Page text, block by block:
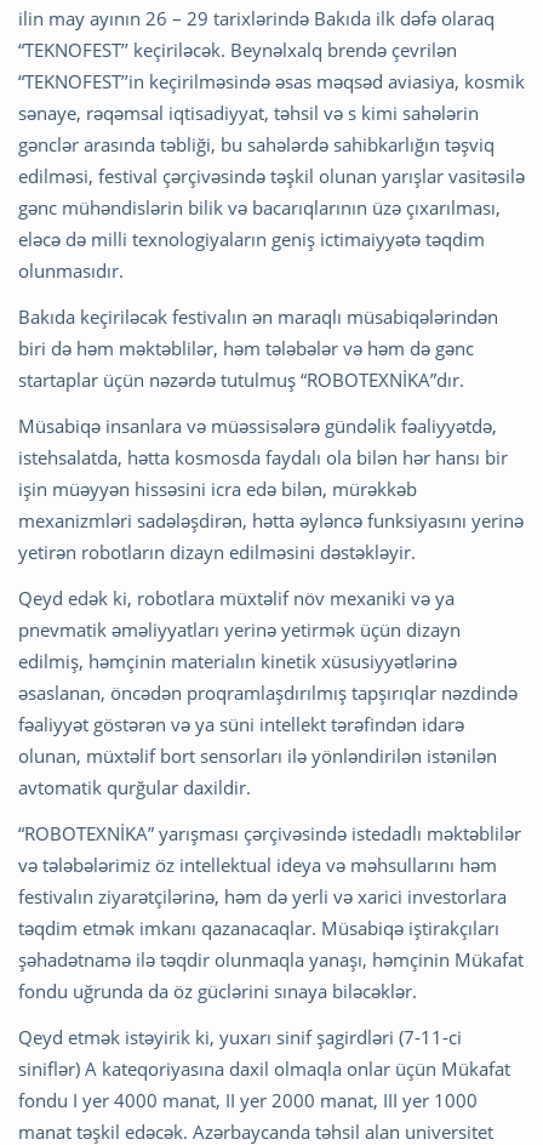
ilin may ayının 26 – 29 tarixlərində Bakıda ilk dəfə olaraq
“TEKNOFEST’’ keçiriləcək. Beynəlxalq brendə çevrilən
“TEKNOFEST’’in keçirilməsində əsas məqsəd aviasiya, kosmik
sənaye, rəqəmsal iqtisadiyyat, təhsil və s kimi sahələrin
gənclər arasında təbliği, bu sahələrdə sahibkarlığın təşviq
edilməsi, festival çərçivəsində təşkil olunan yarışlar vasitəsilə
gənc mühəndislərin bilik və bacarıqlarının üzə çıxarılması,
eləcə də milli texnologiyaların geniş ictimaiyyətə təqdim
olunmasıdır.
Bakıda keçiriləcək festivalın ən maraqlı müsabiqələrindən
biri də həm məktəblilər, həm tələbələr və həm də gənc
startaplar üçün nəzərdə tutulmuş “ROBOTEXNİKA”dır.
Müsabiqə insanlara və müəssisələrə gündəlik fəaliyyətdə,
istehsalatda, hətta kosmosda faydalı ola bilən hər hansı bir
işin müəyyən hissəsini icra edə bilən, mürəkkəb
mexanizmləri sadələşdirən, hətta əyləncə funksiyasını yerinə
yetirən robotların dizayn edilməsini dəstəkləyir.
Qeyd edək ki, robotlara müxtəlif növ mexaniki və ya
pnevmatik əməliyyatları yerinə yetirmək üçün dizayn
edilmiş, həmçinin materialın kinetik xüsusiyyətlərinə
əsaslanan, öncədən proqramlaşdırılmış tapşırıqlar nəzdində
fəaliyyət göstərən və ya süni intellekt tərəfindən idarə
olunan, müxtəlif bort sensorları ilə yönləndirilən istənilən
avtomatik qurğular daxildir.
“ROBOTEXNİKA” yarışması çərçivəsində istedadlı məktəblilər
və tələbələrimiz öz intellektual ideya və məhsullarını həm
festivalın ziyarətçilərinə, həm də yerli və xarici investorlara
təqdim etmək imkanı qazanacaqlar. Müsabiqə iştirakçıları
şəhadətnamə ilə təqdir olunmaqla yanaşı, həmçinin Mükafat
fondu uğrunda da öz güclərini sınaya biləcəklər.
Qeyd etmək istəyirik ki, yuxarı sinif şagirdləri (7-11-ci
siniflər) A kateqoriyasına daxil olmaqla onlar üçün Mükafat
fondu I yer 4000 manat, II yer 2000 manat, III yer 1000
manat təşkil edəcək. Azərbaycanda təhsil alan universitet